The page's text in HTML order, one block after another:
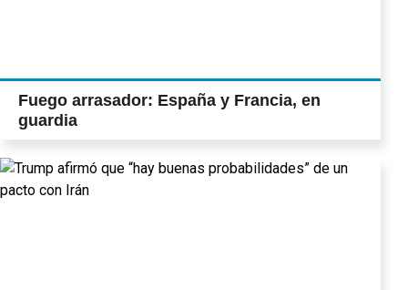
Fuego arrasador: España y Francia, en
guardia